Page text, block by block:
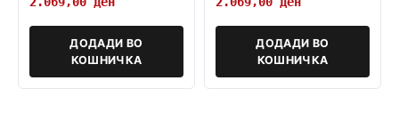
ДОДАДИ ВО
КОШНИЧКА
ДОДАДИ ВО
КОШНИЧКА